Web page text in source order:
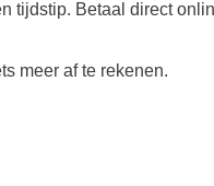
tijdstip. Betaal direct
meer af te rekenen.